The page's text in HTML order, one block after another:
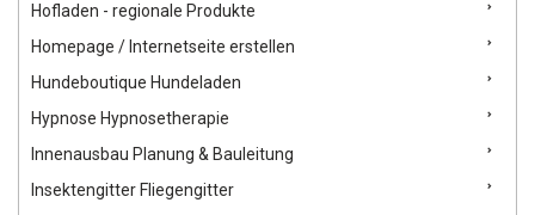
Hofladen - regionale Produkte
Homepage / Internetseite erstellen
Hundeboutique Hundeladen
Hypnose Hypnosetherapie
Innenausbau Planung & Bauleitung
Insektengitter Fliegengitter